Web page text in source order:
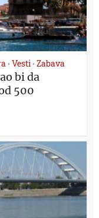
• Vesti • Zabava
bi da
500